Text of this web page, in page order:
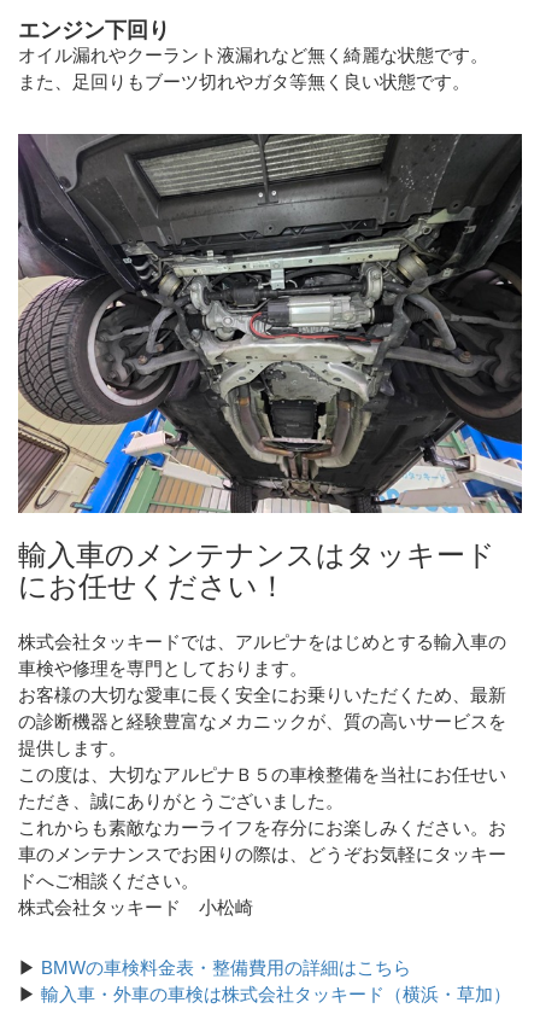
エンジン下回り
オイル漏れやクーラント液漏れなど無く綺麗な状態です。
また、足回りもブーツ切れやガタ等無く良い状態です。
輸入車のメンテナンスはタッキード
にお任せください！
株式会社タッキードでは、アルピナをはじめとする輸入車の
車検や修理を専門としております。
お客様の大切な愛車に長く安全にお乗りいただくため、最新
の診断機器と経験豊富なメカニックが、質の高いサービスを
提供します。
この度は、大切なアルピナＢ５の車検整備を当社にお任せい
ただき、誠にありがとうございました。
これからも素敵なカーライフを存分にお楽しみください。お
車のメンテナンスでお困りの際は、どうぞお気軽にタッキー
ドへご相談ください。
株式会社タッキード 小松崎
▶ BMWの車検料金表・整備費用の詳細はこちら
▶ 輸入車・外車の車検は株式会社タッキード（横浜・草加）